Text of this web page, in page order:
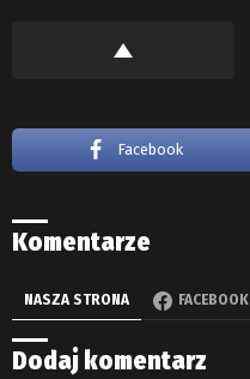
Facebook
Komentarze
NASZA STRONA FACEBOOK
Dodaj komentarz